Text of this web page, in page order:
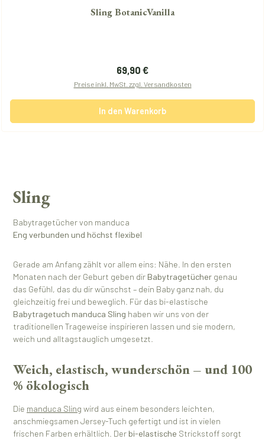
Sling BotanicVanilla
Regulärer Preis:
69,90 €
Preise inkl. MwSt. zzgl. Versandkosten
In den Warenkorb
Sling
Babytragetücher von manduca
Eng verbunden und höchst flexibel
Gerade am Anfang zählt vor allem eins: Nähe. In den ersten
Monaten nach der Geburt geben dir Babytragetücher genau
das Gefühl, das du dir wünschst – dein Baby ganz nah, du
gleichzeitig frei und beweglich. Für das bi-elastische
Babytragetuch manduca Sling haben wir uns von der
traditionellen Trageweise inspirieren lassen und sie modern,
weich und alltagstauglich umgesetzt.
Weich, elastisch, wunderschön – und 100
% ökologisch
Die manduca Sling wird aus einem besonders leichten,
anschmiegsamen Jersey-Tuch gefertigt und ist in vielen
frischen Farben erhältlich. Der bi-elastische Strickstoff sorgt